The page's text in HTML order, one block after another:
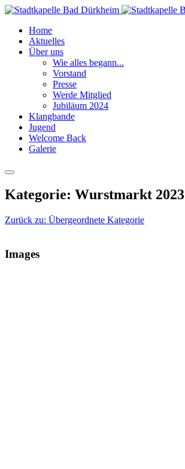
Home
Aktuelles
Über uns
Wie alles begann...
Vorstand
Presse
Werde Mitglied
Jubiläum 2024
Klangbande
Jugend
Welcome Back
Galerie
Kategorie: Wurstmarkt 2023
Zurück zu: Übergeordnete Kategorie
Images